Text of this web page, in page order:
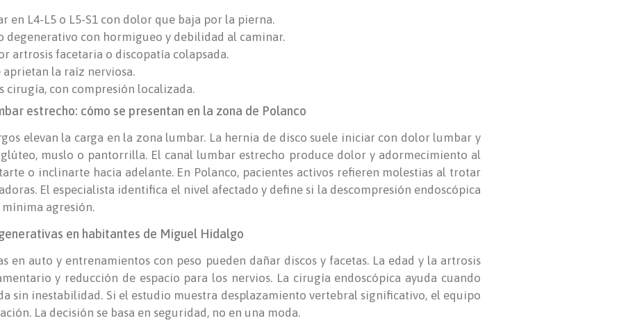
en L4-L5 o L5-S1 con dolor que baja por la pierna.
degenerativo con hormigueo y debilidad al caminar.
artrosis facetaria o discopatía colapsada.
aprietan la raíz nerviosa.
cirugía, con compresión localizada.
estrecho: cómo se presentan en la zona de Polanco
elevan la carga en la zona lumbar. La hernia de disco suele iniciar con dolor lumbar y
muslo o pantorrilla. El canal lumbar estrecho produce dolor y adormecimiento al
o inclinarte hacia adelante. En Polanco, pacientes activos refieren molestias al trotar
El especialista identifica el nivel afectado y define si la descompresión endoscópica
agresión.
en habitantes de Miguel Hidalgo
en auto y entrenamientos con peso pueden dañar discos y facetas. La edad y la artrosis
y reducción de espacio para los nervios. La cirugía endoscópica ayuda cuando
sin inestabilidad. Si el estudio muestra desplazamiento vertebral significativo, el equipo
La decisión se basa en seguridad, no en una moda.